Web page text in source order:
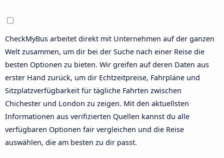
CheckMyBus arbeitet direkt mit Unternehmen auf der ganzen
Welt zusammen, um dir bei der Suche nach einer Reise die
besten Optionen zu bieten. Wir greifen auf deren Daten aus
erster Hand zurück, um dir Echtzeitpreise, Fahrpläne und
Sitzplatzverfügbarkeit für tägliche Fahrten zwischen
Chichester und London zu zeigen. Mit den aktuellsten
Informationen aus verifizierten Quellen kannst du alle
verfügbaren Optionen fair vergleichen und die Reise
auswählen, die am besten zu dir passt.